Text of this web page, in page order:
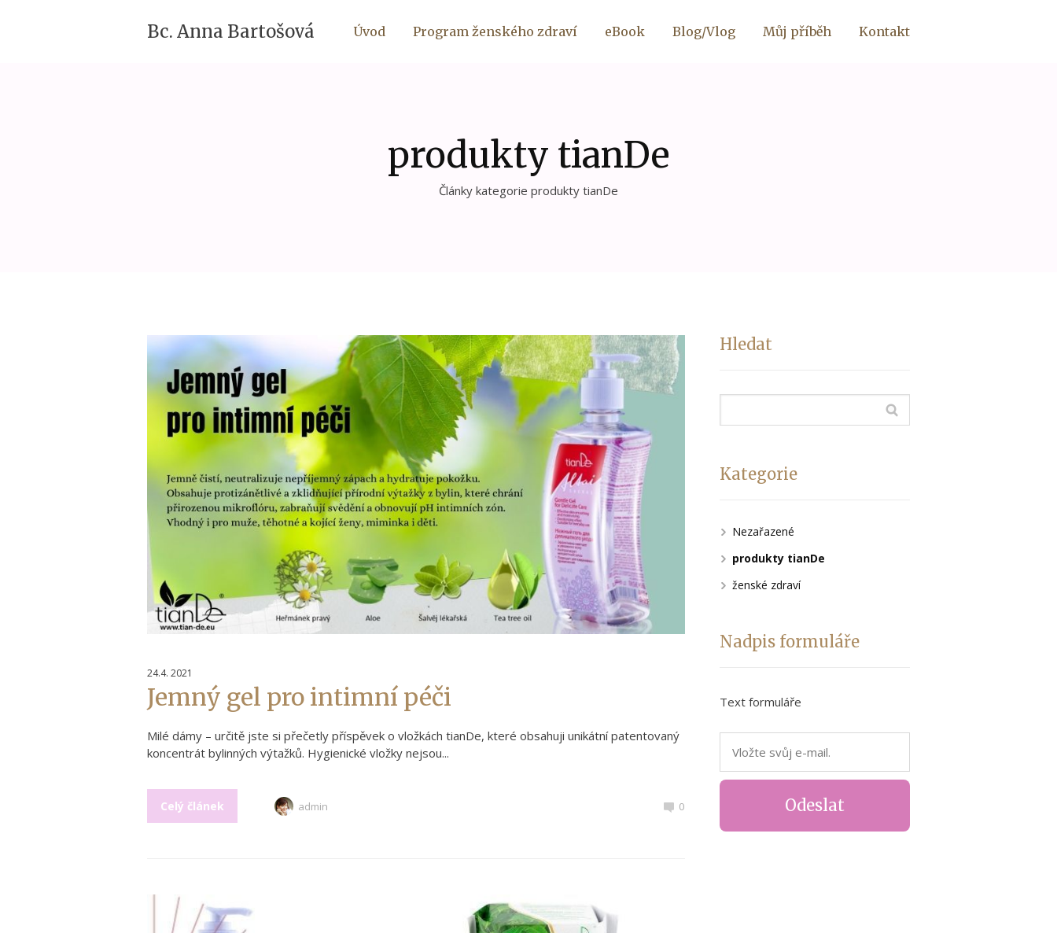
Bc. Anna Bartošová Úvod Program ženského zdraví eBook Blog/Vlog Můj příběh Kontakt
produkty tianDe
Články kategorie produkty tianDe
24.4. 2021
Jemný gel pro intimní péči
Milé dámy – určitě jste si přečetly příspěvek o vložkách tianDe, které obsahuji unikátní patentovaný
koncentrát bylinných výtažků. Hygienické vložky nejsou...
Celý článek admin 0
Hledat
Kategorie
Nezařazené
produkty tianDe
ženské zdraví
Nadpis formuláře
Text formuláře
Odeslat